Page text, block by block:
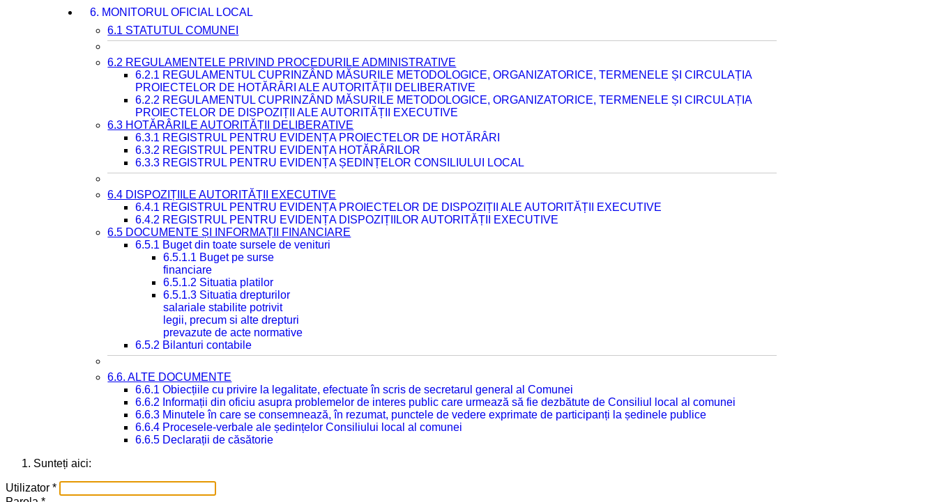
6. MONITORUL OFICIAL LOCAL
6.1 STATUTUL COMUNEI
6.2 REGULAMENTELE PRIVIND PROCEDURILE ADMINISTRATIVE
6.2.1 REGULAMENTUL CUPRINZÂND MĂSURILE METODOLOGICE, ORGANIZATORICE, TERMENELE ȘI CIRCULAȚIA
PROIECTELOR DE HOTĂRÂRI ALE AUTORITĂȚII DELIBERATIVE
6.2.2 REGULAMENTUL CUPRINZÂND MĂSURILE METODOLOGICE, ORGANIZATORICE, TERMENELE ȘI CIRCULAȚIA
PROIECTELOR DE DISPOZIȚII ALE AUTORITĂȚII EXECUTIVE
6.3 HOTĂRÂRILE AUTORITĂȚII DELIBERATIVE
6.3.1 REGISTRUL PENTRU EVIDENȚA PROIECTELOR DE HOTĂRÂRI
6.3.2 REGISTRUL PENTRU EVIDENȚA HOTĂRÂRILOR
6.3.3 REGISTRUL PENTRU EVIDENȚA ȘEDINȚELOR CONSILIULUI LOCAL
6.4 DISPOZIȚIILE AUTORITĂȚII EXECUTIVE
6.4.1 REGISTRUL PENTRU EVIDENȚA PROIECTELOR DE DISPOZIȚII ALE AUTORITĂȚII EXECUTIVE
6.4.2 REGISTRUL PENTRU EVIDENȚA DISPOZIȚIILOR AUTORITĂȚII EXECUTIVE
6.5 DOCUMENTE ȘI INFORMAȚII FINANCIARE
6.5.1 Buget din toate sursele de venituri
6.5.1.1 Buget pe surse
financiare
6.5.1.2 Situatia platilor
6.5.1.3 Situatia drepturilor
salariale stabilite potrivit
legii, precum si alte drepturi
prevazute de acte normative
6.5.2 Bilanturi contabile
6.6. ALTE DOCUMENTE
6.6.1 Obiecțiile cu privire la legalitate, efectuate în scris de secretarul general al Comunei
6.6.2 Informații din oficiu asupra problemelor de interes public care urmează să fie dezbătute de Consiliul local al comunei
6.6.3 Minutele în care se consemnează, în rezumat, punctele de vedere exprimate de participanți la ședinele publice
6.6.4 Procesele-verbale ale ședințelor Consiliului local al comunei
6.6.5 Declarații de căsătorie
Sunteți aici:
Utilizator *